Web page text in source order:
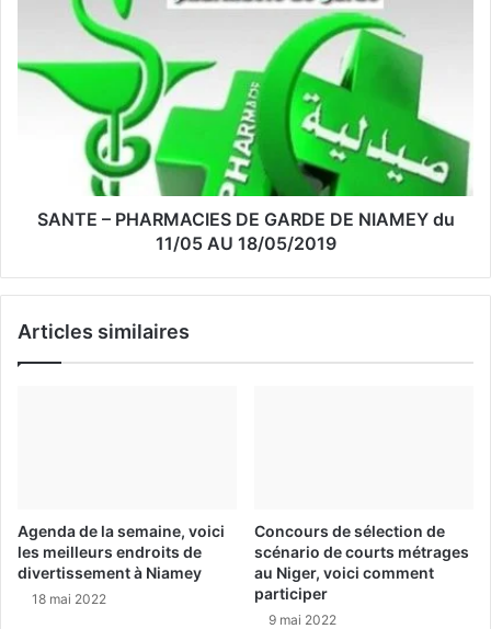
l
SANTE – PHARMACIES DE GARDE DE NIAMEY du
11/05 AU 18/05/2019
Articles similaires
Agenda de la semaine, voici
les meilleurs endroits de
divertissement à Niamey
18 mai 2022
Concours de sélection de
scénario de courts métrages
au Niger, voici comment
participer
9 mai 2022